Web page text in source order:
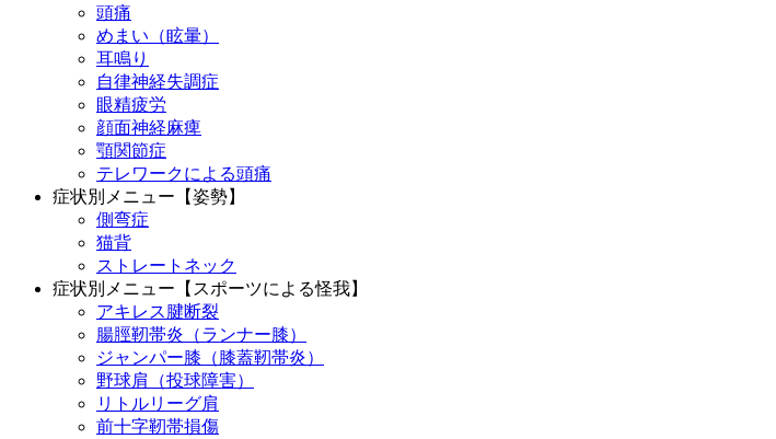
頭痛
めまい（眩暈）
耳鳴り
自律神経失調症
眼精疲労
顔面神経麻痺
顎関節症
テレワークによる頭痛
症状別メニュー【姿勢】
側弯症
猫背
ストレートネック
症状別メニュー【スポーツによる怪我】
アキレス腱断裂
腸脛靭帯炎（ランナー膝）
ジャンパー膝（膝蓋靭帯炎）
野球肩（投球障害）
リトルリーグ肩
前十字靭帯損傷